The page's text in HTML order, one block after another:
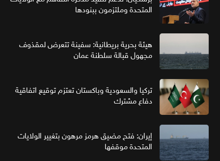
المتحدة وملتزمون ببنودها
هيئة بحرية بريطانية: سفينة تتعرض لمقذوف
مجهول قبالة سلطنة عمان
تركيا والسعودية وباكستان تعتزم توقيع اتفاقية
دفاع مشترك
إيران: فتح مضيق هرمز مرهون بتغيير الولايات
المتحدة موقفها